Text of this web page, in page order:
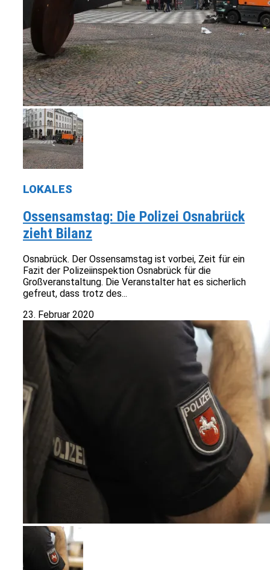
LOKALES
Ossensamstag: Die Polizei Osnabrück
zieht Bilanz
Osnabrück. Der Ossensamstag ist vorbei, Zeit für ein
Fazit der Polizeiinspektion Osnabrück für die
Großveranstaltung. Die Veranstalter hat es sicherlich
gefreut, dass trotz des...
23. Februar 2020